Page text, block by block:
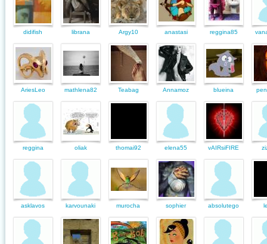
didifish librana Argy10 anastasi reggina85
AriesLeo mathlena82 Teabag Annamoz blueina
reggina oliak thomai92 elena55 vAIRsiFIRE
asklavos karvounaki murocha sophier absolutego